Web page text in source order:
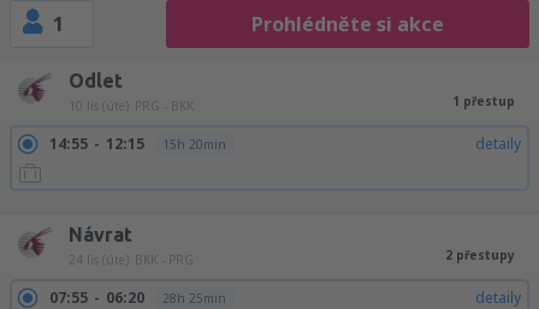
1 Prohlédněte si akce
Odlet
10 lis (úte) PRG - BKK 1 přestup
14:55 12:15 15h 20min detaily
Návrat
24 lis (úte) BKK - PRG 2 přestupy
07:55 06:20 28h 25min detaily